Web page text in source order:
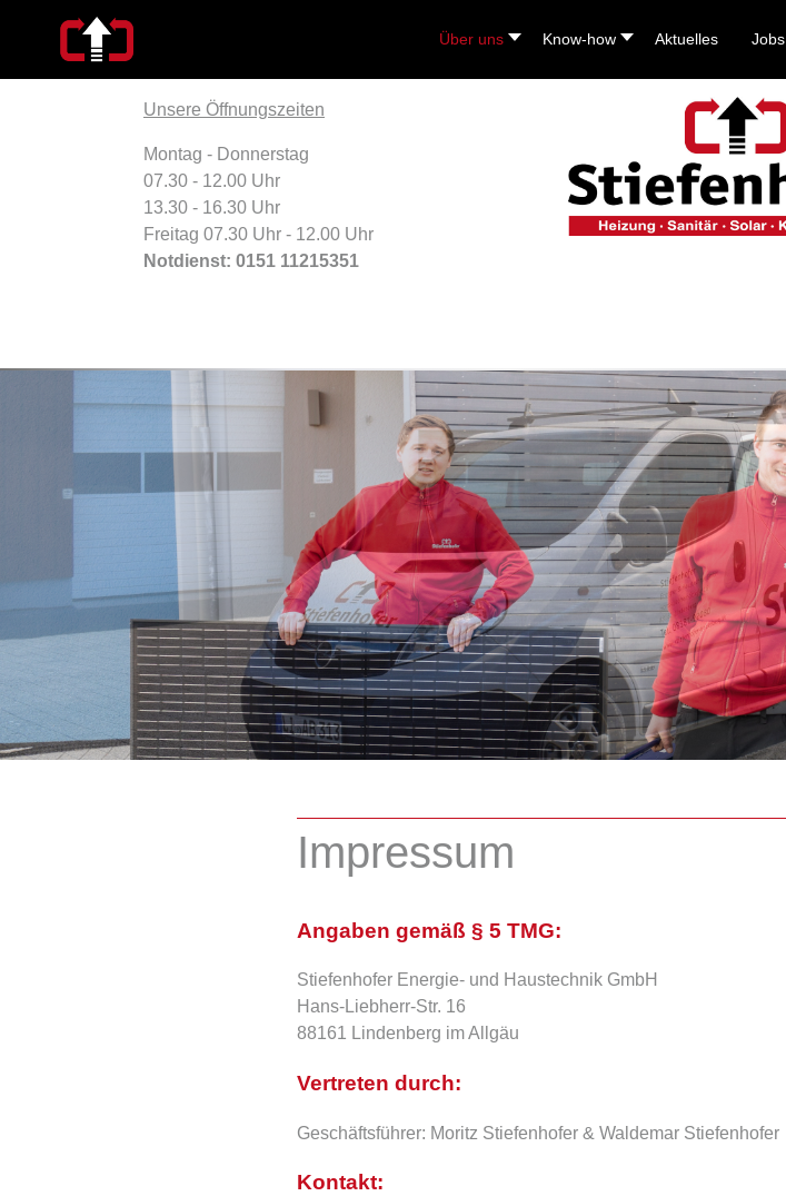
Über uns Know-how Aktuelles Jobs
Unsere Öffnungszeiten
Montag - Donnerstag
07.30 - 12.00 Uhr
13.30 - 16.30 Uhr
Freitag 07.30 Uhr - 12.00 Uhr
Notdienst: 0151 11215351
Impressum
Angaben gemäß § 5 TMG:
Stiefenhofer Energie- und Haustechnik GmbH
Hans-Liebherr-Str. 16
88161 Lindenberg im Allgäu
Vertreten durch:
Geschäftsführer: Moritz Stiefenhofer & Waldemar Stiefenhofer
Kontakt: